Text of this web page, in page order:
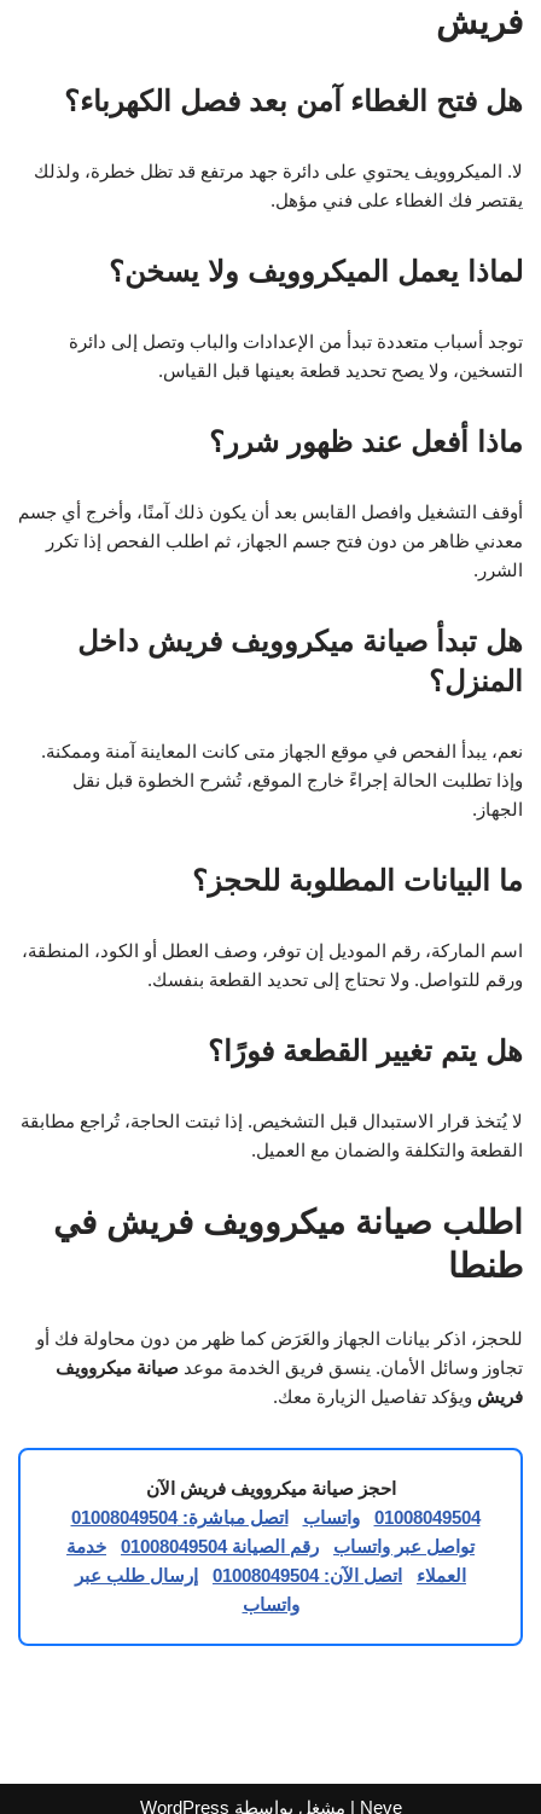
فريش
هل فتح الغطاء آمن بعد فصل الكهرباء؟
لا. الميكروويف يحتوي على دائرة جهد مرتفع قد تظل خطرة، ولذلك
يقتصر فك الغطاء على فني مؤهل.
لماذا يعمل الميكروويف ولا يسخن؟
توجد أسباب متعددة تبدأ من الإعدادات والباب وتصل إلى دائرة
التسخين، ولا يصح تحديد قطعة بعينها قبل القياس.
ماذا أفعل عند ظهور شرر؟
أوقف التشغيل وافصل القابس بعد أن يكون ذلك آمنًا، وأخرج أي جسم
معدني ظاهر من دون فتح جسم الجهاز، ثم اطلب الفحص إذا تكرر
الشرر.
هل تبدأ صيانة ميكروويف فريش داخل
المنزل؟
نعم، يبدأ الفحص في موقع الجهاز متى كانت المعاينة آمنة وممكنة.
وإذا تطلبت الحالة إجراءً خارج الموقع، تُشرح الخطوة قبل نقل
الجهاز.
ما البيانات المطلوبة للحجز؟
اسم الماركة، رقم الموديل إن توفر، وصف العطل أو الكود، المنطقة،
ورقم للتواصل. ولا تحتاج إلى تحديد القطعة بنفسك.
هل يتم تغيير القطعة فورًا؟
لا يُتخذ قرار الاستبدال قبل التشخيص. إذا ثبتت الحاجة، تُراجع مطابقة
القطعة والتكلفة والضمان مع العميل.
اطلب صيانة ميكروويف فريش في
طنطا
للحجز، اذكر بيانات الجهاز والعَرَض كما ظهر من دون محاولة فك أو
تجاوز وسائل الأمان. ينسق فريق الخدمة موعد صيانة ميكروويف
فريش ويؤكد تفاصيل الزيارة معك.
احجز صيانة ميكروويف فريش الآن
01008049504
واتساب
اتصل مباشرة: 01008049504
تواصل عبر واتساب
رقم الصيانة 01008049504
خدمة
العملاء
اتصل الآن: 01008049504
إرسال طلب عبر
واتساب
Neve | مشغل بواسطة WordPress